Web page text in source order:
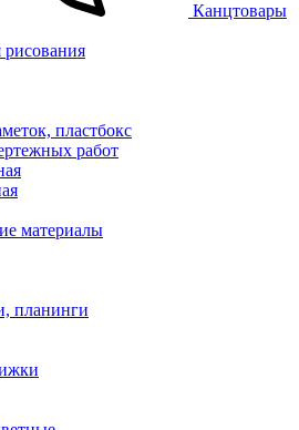
Канцтовары
пластбокс
работ
материалы
планинги